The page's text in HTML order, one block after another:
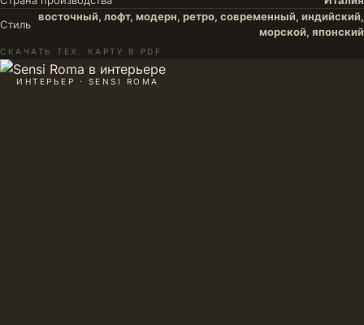
Стиль
восточный, лофт, модерн, ретро, современный, индийский,
морской, японский
СКАЧАТЬ ТЕХ. КАРТУ В PDF
ИНТЕРЬЕР · SENSI ROMA